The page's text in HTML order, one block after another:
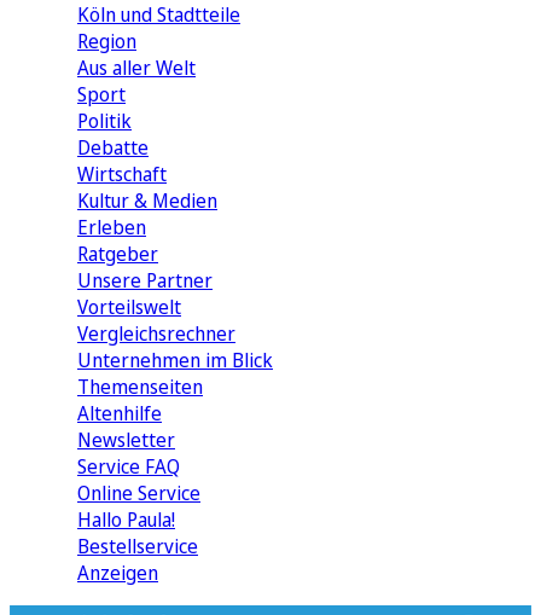
Köln und Stadtteile
Region
Aus aller Welt
Sport
Politik
Debatte
Wirtschaft
Kultur & Medien
Erleben
Ratgeber
Unsere Partner
Vorteilswelt
Vergleichsrechner
Unternehmen im Blick
Themenseiten
Altenhilfe
Newsletter
Service FAQ
Online Service
Hallo Paula!
Bestellservice
Anzeigen